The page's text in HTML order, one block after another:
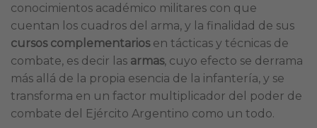
conocimientos académico militares con que
cuentan los cuadros del arma, y la finalidad de sus
cursos complementariosen tácticas y técnicas de
combate, es decir las armas, cuyo efecto se derrama
más allá de la propia esencia de la infantería, y se
transforma en un factor multiplicador del poder de
combate del Ejército Argentino como un todo.